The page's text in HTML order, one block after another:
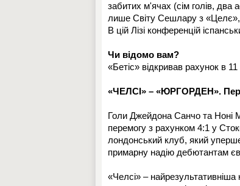
забитих м'ячах (сім голів, два
лише Світу Сешлару з «Целє»,
В цій Лізі конференцій
Чи відомо вам?
«Бетіс» відкривав рахунок в 11
«ЧЕЛСІ» – «ЮРГОРДЕН».
Голи Джейдона Санчо та Ноні
перемогу з рахунком 4:1 у
лондонський клуб, який
примарну надію дебютантам
«Челсі» –